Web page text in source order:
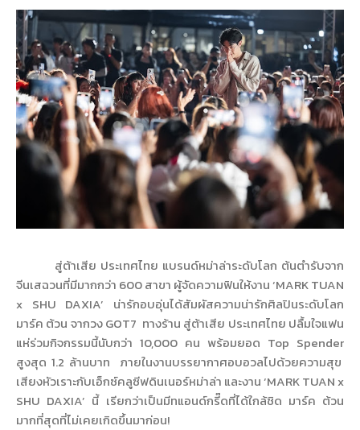
สู่ต้าเสีย ประเทศไทย แบรนด์หม่าล่าระดับโลก ต้นตำรับจาก
จีนเสฉวนที่มีมากกว่า 600สาขา ผู้จัดความฟินให้งาน ‘MARK TUAN
x SHU DAXIA’ น่ารักอบอุ่นได้สัมผัสความน่ารักศิลปินระดับโลก
มาร์ค ต้วน จากวงGOT7 ทางร้าน สู่ต้าเสีย ประเทศไทย ปลื้มใจแฟน
แห่ร่วมกิจกรรมนี้นับกว่า 10,000 คน พร้อมยอด Top Spender
สูงสุด 1.2 ล้านบาท ภายในงานบรรยากาศอบอวลไปด้วยความสุข
เสียงหัวเราะกับเอ็กซ์คลูซีฟดินเนอร์หม่าล่า และงาน ‘MARK TUAN x
SHU DAXIA’ นี้ เรียกว่าเป็นมีทแอนด์กรี๊ดที่ได้ใกล้ชิด มาร์ค ต้วน
มากที่สุดที่ไม่เคยเกิดขึ้นมาก่อน!